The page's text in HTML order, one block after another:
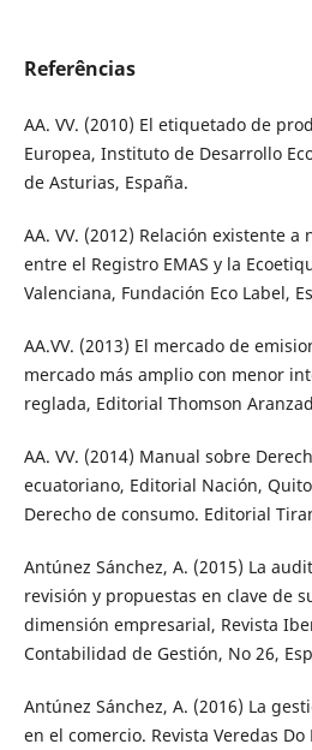
Referências
AA. VV. (2010) El etiquetado de
Europea, Instituto de Desarrollo
de Asturias, España.
AA. VV. (2012) Relación existente
entre el Registro EMAS y la
Valenciana, Fundación Eco Label,
AA.VV. (2013) El mercado de
mercado más amplio con menor
reglada, Editorial Thomson
AA. VV. (2014) Manual sobre
ecuatoriano, Editorial Nación,
Derecho de consumo. Editorial
Antúnez Sánchez, A. (2015) La
revisión y propuestas en clave de
dimensión empresarial, Revista
Contabilidad de Gestión, No 26,
Antúnez Sánchez, A. (2016) La
en el comercio. Revista Veredas